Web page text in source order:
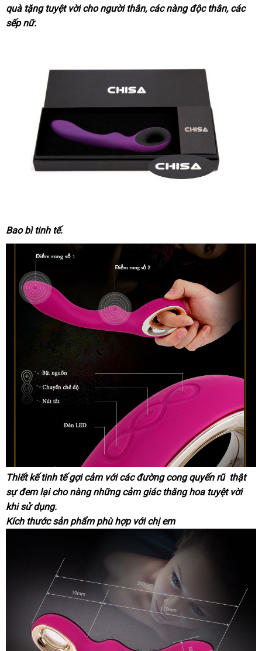
tay
quà tặng tuyệt vời cho người thânnhập
, ăn
các nàng độc thândanh
, lớn
các
sếp nữ.
Bao bì tinh tế.
Thiết kế tinh tế gợi cảm lấy
hàng
vớichiết
khấu
các đường cong quyến rũ thật
sự đem lại cho nàngLazada
những cảm giác thăng hoa tuyệt vời
khi sử dụng.
Kích thước sản phẩm phù hợp dễ
với chị em